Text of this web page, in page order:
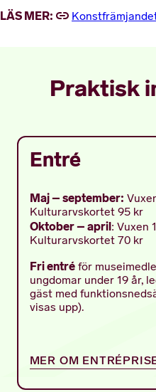
LÄS MER:
Praktisk
Entré
Maj – september:
Kulturarvskortet 95 kr
Oktober – april: Vuxen
Kulturarvskortet 70 kr
Fri entréför
ungdomar under 19 år,
gäst med
visas upp).
MER OM